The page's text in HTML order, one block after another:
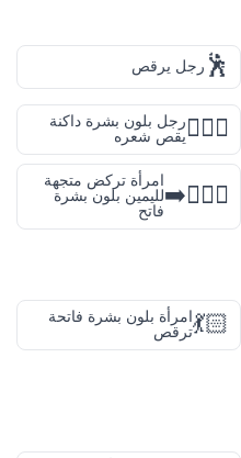
🕺 رجل يرقص
💇🏿‍♂️رجل بلون بشرة داكنة
يقص شعره
🏃🏻‍♀️‍➡️
امرأة تركض متجهة
لليمين بلون بشرة
فاتح
💃🏻امرأة بلون بشرة فاتحة
ترقص